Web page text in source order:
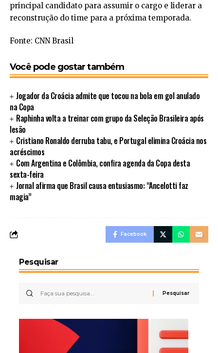
principal candidato para assumir o cargo e liderar a
reconstrução do time para a próxima temporada.
Fonte: CNN Brasil
Você pode gostar também
Jogador da Croácia admite que tocou na bola em gol anulado
na Copa
Raphinha volta a treinar com grupo da Seleção Brasileira após
lesão
Cristiano Ronaldo derruba tabu, e Portugal elimina Croácia nos
acréscimos
Com Argentina e Colômbia, confira agenda da Copa desta
sexta-feira
Jornal afirma que Brasil causa entusiasmo: “Ancelotti faz
magia”
Facebook
Pesquisar